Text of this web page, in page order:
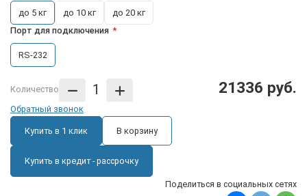
до 5 кг до 10 кг
до 20 кг
Порт для подключения
RS-232
Количество 21336 руб.
Обратный звонок
Купить в 1 клик В корзину
Купить в кредит - рассрочку
Поделиться в социальных сетях